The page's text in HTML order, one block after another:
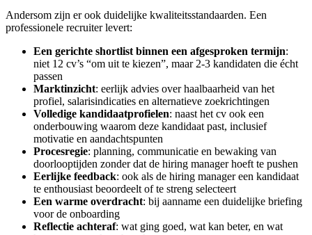
Andersom zijn er ook duidelijke kwaliteitsstandaarden. Een
professionele recruiter levert:
Een gerichte shortlist binnen een afgesproken termijn:
niet 12 cv’s “om uit te kiezen”, maar 2-3 kandidaten die écht
passen
Marktinzicht: eerlijk advies over haalbaarheid van het
profiel, salarisindicaties en alternatieve zoekrichtingen
Volledige kandidaatprofielen: naast het cv ook een
onderbouwing waarom deze kandidaat past, inclusief
motivatie en aandachtspunten
Procesregie: planning, communicatie en bewaking van
doorlooptijden zonder dat de hiring manager hoeft te pushen
Eerlijke feedback: ook als de hiring manager een kandidaat
te enthousiast beoordeelt of te streng selecteert
Een warme overdracht: bij aanname een duidelijke briefing
voor de onboarding
Reflectie achteraf: wat ging goed, wat kan beter, en wat